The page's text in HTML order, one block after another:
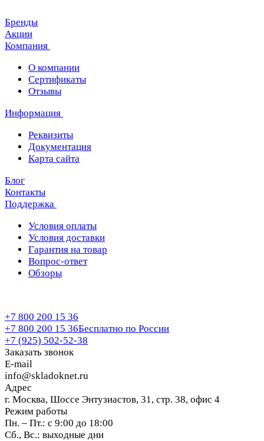
Бренды
Акции
Компания
О компании
Сертификаты
Отзывы
Информация
Реквизиты
Документация
Карта сайта
Блог
Контакты
Поддержка
Условия оплаты
Условия доставки
Гарантия на товар
Вопрос-ответ
Обзоры
+7 800 200 15 36
+7 800 200 15 36Бесплатно по России
+7 (925) 502-52-38
Заказать звонок
E-mail
info@skladoknet.ru
Адрес
г. Москва, Шоссе Энтузиастов, 31, стр. 38, офис 4
Режим работы
Пн. – Пт.: с 9:00 до 18:00
Сб., Вс.: выходные дни